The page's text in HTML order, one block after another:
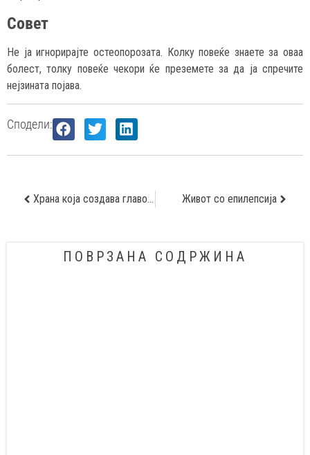
Совет
Не ја игнорирајте остеопорозата. Колку повеќе знаете за оваа
болест, толку повеќе чекори ќе преземете за да ја спречите
нејзината појава.
Сподели:
Храна која создава главоболки Живот со епилепсија
ПОВРЗАНА СОДРЖИНА